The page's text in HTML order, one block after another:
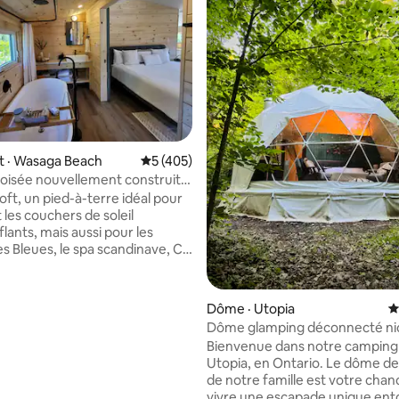
5, 109 commentaires
Wasaga Beach Note moyenne de 5 sur 5, 405
5 (405)
nouvellement construite
parfaite
un pied-à-terre idéal pour
les couchers de soleil
mais aussi pour les
Bleues, le spa scandinave, C-
Dôme · Utopia
Dôme glamping déconnecté
les bois
Bienvenue dans notre
Utopia, en Ontario. Le dôme
de notre famille est votre